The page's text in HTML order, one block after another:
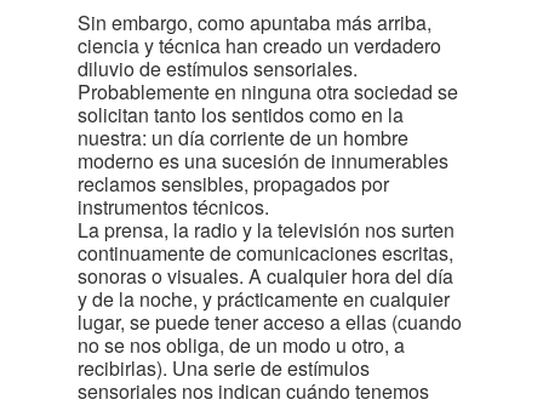
Sin embargo, como apuntaba más arriba,
ciencia y técnica han creado un verdadero
diluvio de estímulos sensoriales.
Probablemente en ninguna otra sociedad se
solicitan tanto los sentidos como en la
nuestra: un día corriente de un hombre
moderno es una sucesión de innumerables
reclamos sensibles, propagados por
instrumentos técnicos.
La prensa, la radio y la televisión nos surten
continuamente de comunicaciones escritas,
sonoras o visuales. A cualquier hora del día
y de la noche, y prácticamente en cualquier
lugar, se puede tener acceso a ellas (cuando
no se nos obliga, de un modo u otro, a
recibirlas). Una serie de estímulos
sensoriales nos indican cuándo tenemos